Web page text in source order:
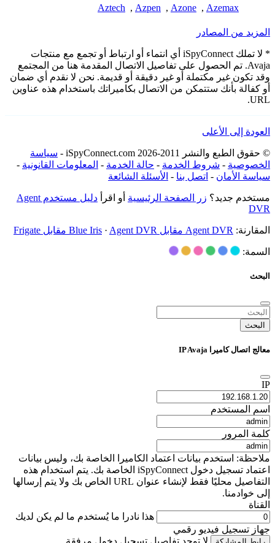
Azemax
,
Azone
,
Azpen
,
Aztech
المزيد من المصادر
* لا تملك iSpyConnect أي انتماء أو ارتباط أو تجمع مع منتجات
Avaja. تم الحصول على تفاصيل الاتصال المقدمة هنا من المجتمع
وقد تكون غير مكتملة أو غير دقيقة أو قديمة. نحن لا نقدم أي ضمان
أو كفالة بأنك ستتمكن من الاتصال بكاميراتك باستخدام هذه عناوين
URL.
العودة إلى الأعلى
© حقوق الطبع والنشر 2011-2026 iSpyConnect.com -
سياسة
الخصوصية - شروط الخدمة - حالة الخدمة - المعلومات القانونية -
سياسة الأمان - اتصل بنا - الأسئلة الشائعة
مستخدم جديد؟ زر الصفحة الرئيسية أو اقرأ
دليل مستخدم Agent
DVR
المقارنة: Agent DVR مقابل Blue Iris · Agent DVR مقابل Frigate
السمة:
البحث
البحث
معالج اتصال كاميرا IP Avaja
IP
اسم المستخدم
كلمة المرور
ملاحظة: استخدم بيانات اعتماد الكاميرا الخاصة بك، وليس بيانات
اعتماد تسجيل دخول iSpyConnect الخاصة بك. يتم استخدام هذه
التفاصيل محليًا فقط لإنشاء عنوان URL الخاص بك ولا يتم إرسالها
إلى خوادمنا.
القناة
هذا نادرا ما يُستخدم ما لم يكن لديك
جهاز تسجيل فيديو رقمي
لا توجد تفاصيل تسجيل دخول مرفقة